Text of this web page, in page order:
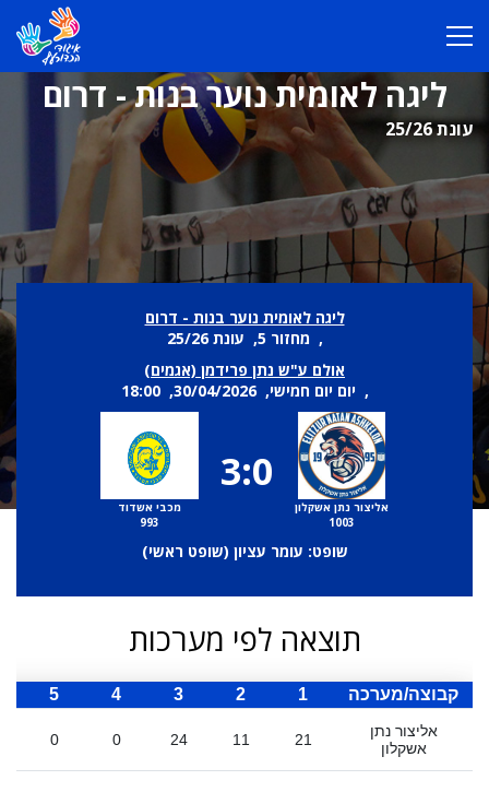
ליגה לאומית נוער בנות - דרום
עונת 25/26
ליגה לאומית נוער בנות - דרום
, מחזור 5, עונת 25/26
אולם ע"ש נתן פרידמן (אגמים)
, יום יום חמישי, 30/04/2026, 18:00
אליצור נתן אשקלון
1003
3:0
מכבי אשדוד
993
שופט: עומר עציון (שופט ראשי)
תוצאה לפי מערכות
קבוצה/מערכה 1
2
3
4
5
אליצור נתן
אשקלון
21
11
24
0
0